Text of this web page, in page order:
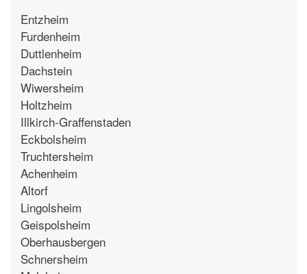
Entzheim
Furdenheim
Duttlenheim
Dachstein
Wiwersheim
Holtzheim
Illkirch-Graffenstaden
Eckbolsheim
Truchtersheim
Achenheim
Altorf
Lingolsheim
Geispolsheim
Oberhausbergen
Schnersheim